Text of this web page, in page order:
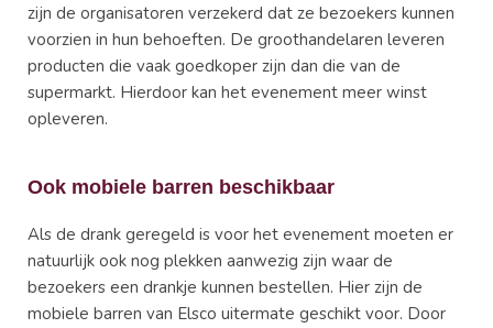
zijn de organisatoren verzekerd dat ze bezoekers kunnen
voorzien in hun behoeften. De groothandelaren leveren
producten die vaak goedkoper zijn dan die van de
supermarkt. Hierdoor kan het evenement meer winst
opleveren.
Ook mobiele barren beschikbaar
Als de drank geregeld is voor het evenement moeten er
natuurlijk ook nog plekken aanwezig zijn waar de
bezoekers een drankje kunnen bestellen. Hier zijn de
mobiele barren van Elsco uitermate geschikt voor. Door